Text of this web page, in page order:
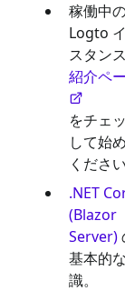
稼働中
Logto
スタンス
紹介ペ
をチェ
して始
ください
.NET
(Blazor
Server)
基本的
識。